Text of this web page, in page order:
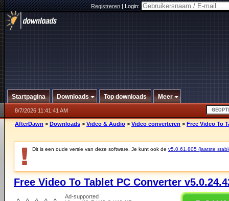
Registreren|Login:
Startpagina Downloads Top downloads Meer
8/7/2026 11:41:41 AM
AfterDawn > Downloads > Video & Audio > Video converteren > Free Video To
Dit is een oude versie van deze software. Je kunt ook de v5.0.61.805 (laatste
Free Video To Tablet PC Converter
Ad-supported